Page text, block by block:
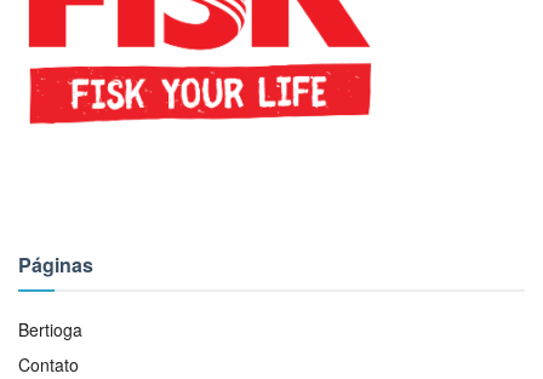
Páginas
Bertioga
Contato